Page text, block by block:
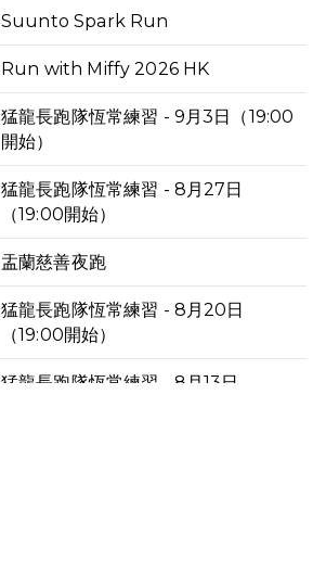
Suunto Spark Run
Run with Miffy 2026 HK
猛龍長跑隊恆常練習 - 9月3日（19:00
開始）
猛龍長跑隊恆常練習 - 8月27日
（19:00開始）
盂蘭慈善夜跑
猛龍長跑隊恆常練習 - 8月20日
（19:00開始）
猛龍長跑隊恆常練習 - 8月13日